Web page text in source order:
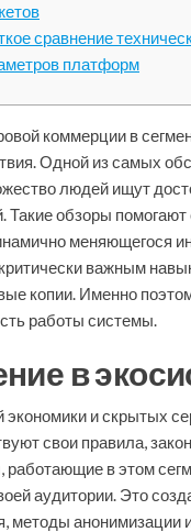
сравнение
платформ
коммерции в
Одной из самых
людей ищут
Такие обзоры
меняющегося
важным
копии. Именно
работы системы.
в
экономики и скрытых
свои правила,
в этом
аудитории. Это
методы анонимизации